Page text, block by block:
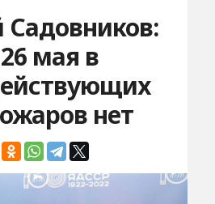
мая в
нет